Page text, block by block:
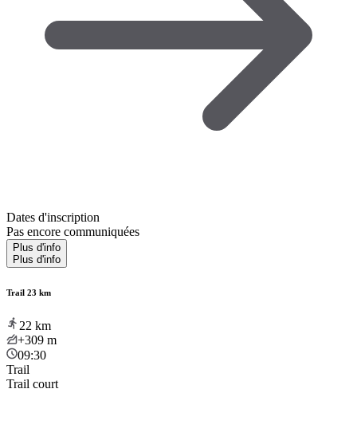
Dates d'inscription
Pas encore communiquées
Plus d'info
Plus d'info
Trail 23 km
22 km
+309 m
09:30
Trail
Trail court